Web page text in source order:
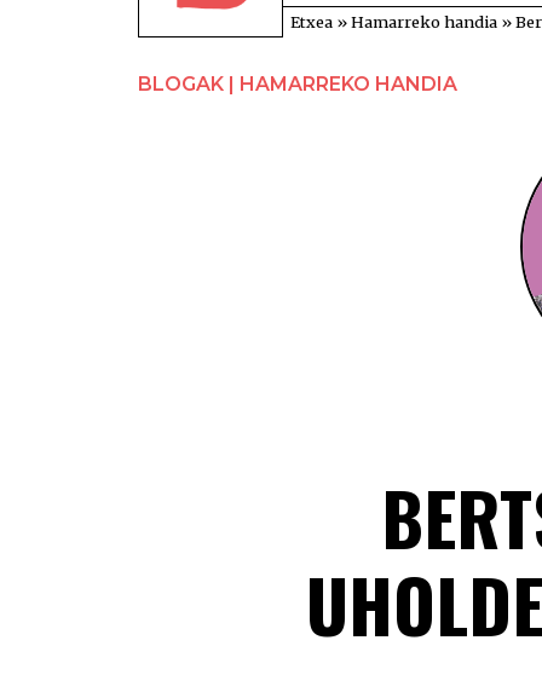
Etxea »Hamarreko handia »
BLOGAK | HAMARREKO HANDIA